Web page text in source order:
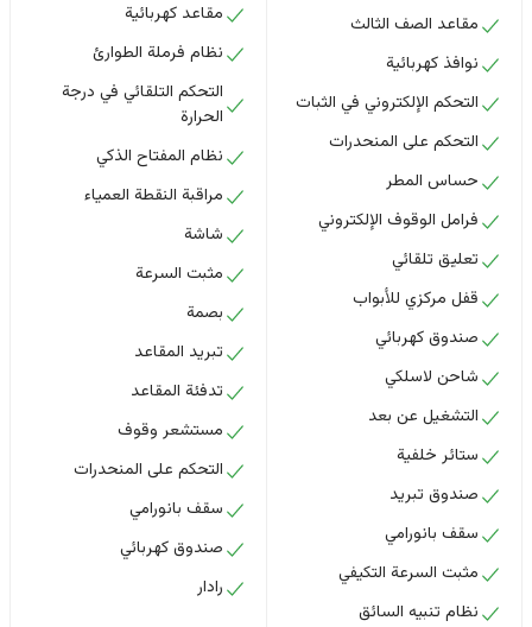
مقاعد الصف الثالث
نوافذ كهربائية
التحكم الإلكتروني في الثبات
التحكم على المنحدرات
حساس المطر
فرامل الوقوف الإلكتروني
تعليق تلقائي
قفل مركزي للأبواب
صندوق كهربائي
شاحن لاسلكي
التشغيل عن بعد
ستائر خلفية
صندوق تبريد
سقف بانورامي
مثبت السرعة التكيفي
نظام تنبيه السائق
مقاعد كهربائية
نظام فرملة الطوارئ
التحكم التلقائي في درجة
الحرارة
نظام المفتاح الذكي
مراقبة النقطة العمياء
شاشة
مثبت السرعة
بصمة
تبريد المقاعد
تدفئة المقاعد
مستشعر وقوف
التحكم على المنحدرات
سقف بانورامي
صندوق كهربائي
رادار